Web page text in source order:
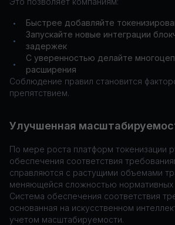
• Быстрее добавляйте
•
Запускайте новые интеграции
задержек
•
С уверенностью делайте
расширения
Соблюдение правил становится
препятствием.
Улучшенная
По мере роста платформ токенизации
обеспечения соответствия
справляются с растущими объемами
меняющейся сложностью нормативных
Система обеспечения соответствия
основанная на искусственном
учетом масштабируемости.